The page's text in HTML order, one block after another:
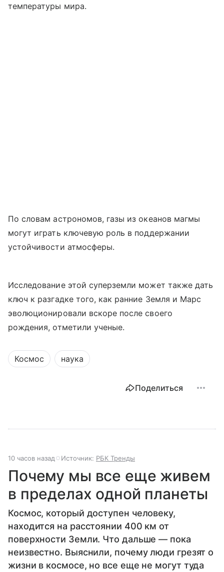
температуры мира.
По словам астрономов, газы из океанов магмы
могут играть ключевую роль в поддержании
устойчивости атмосферы.
Исследование этой суперземли может также дать
ключ к разгадке того, как ранние Земля и Марс
эволюционировали вскоре после своего
рождения, отметили ученые.
Космос наука
Поделиться
10 часов назад Источник: РБК Тренды
Почему мы все еще живем
в пределах одной планеты
Космос, который доступен человеку,
находится на расстоянии 400 км от
поверхности Земли. Что дальше — пока
неизвестно. Выяснили, почему люди грезят о
жизни в космосе, но все еще не могут туда